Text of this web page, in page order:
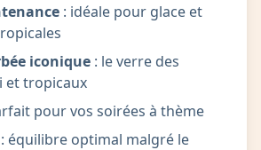
: idéale pour glace et
iconique : le verre des
et tropicaux
pour vos soirées à thème
: équilibre optimal malgré le